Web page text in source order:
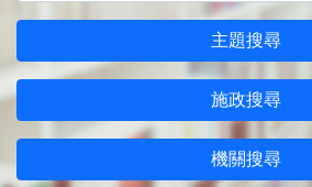
主題搜尋
施政搜尋
機關搜尋